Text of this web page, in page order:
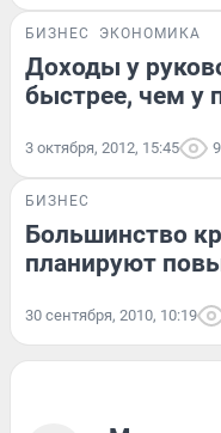
БИЗНЕС ЭКОНОМИКА
Доходы у
быстрее, чем у
3 октября, 2012, 15:45
БИЗНЕС
Большинство
планируют
30 сентября, 2010, 10:19